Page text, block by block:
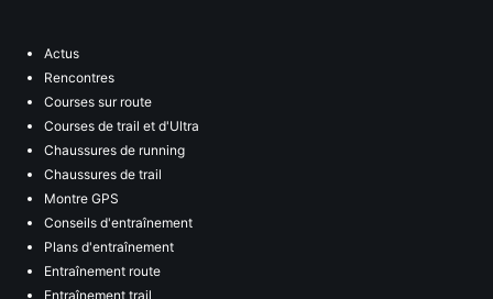
Actus
Rencontres
Courses sur route
Courses de trail et d'Ultra
Chaussures de running
Chaussures de trail
Montre GPS
Conseils d'entraînement
Plans d'entraînement
Entraînement route
Entraînement trail